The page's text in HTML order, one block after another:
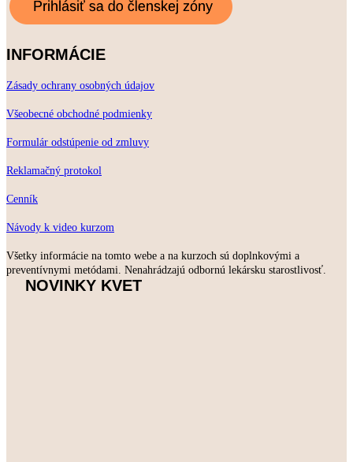
INFORMÁCIE
Zásady ochrany osobných údajov
Všeobecné obchodné podmienky
Formulár odstúpenie od zmluvy
Reklamačný protokol
Cenník
Návody k video kurzom
Všetky informácie na tomto webe a na kurzoch sú doplnkovými a
preventívnymi metódami. Nenahrádzajú odbornú lekársku starostlivosť.
NOVINKY KVET